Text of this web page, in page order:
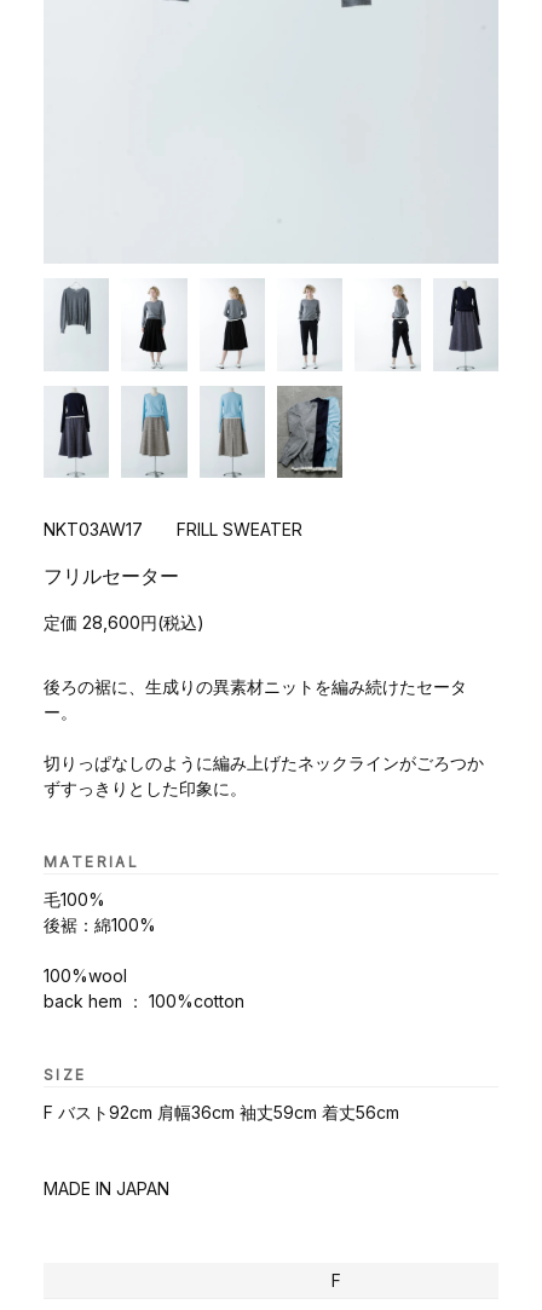
NKT03AW17 FRILL SWEATER
フリルセーター
定価 28,600円(税込)
後ろの裾に、生成りの異素材ニットを編み続けたセータ
ー。
切りっぱなしのように編み上げたネックラインがごろつか
ずすっきりとした印象に。
MATERIAL
毛100%
後裾：綿100%
100%wool
back hem ： 100%cotton
SIZE
F バスト92cm 肩幅36cm 袖丈59cm 着丈56cm
MADE IN JAPAN
F